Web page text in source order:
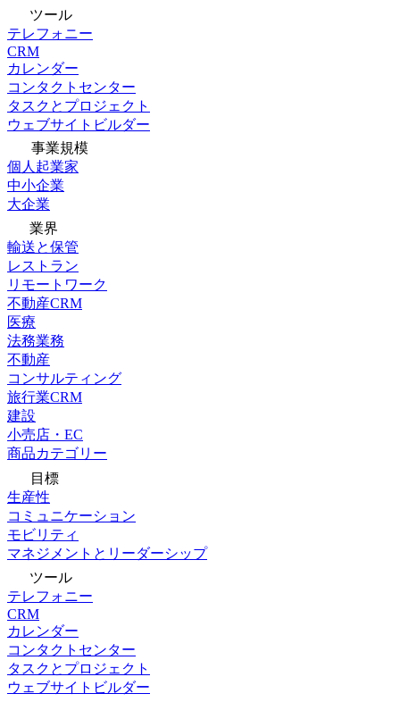
ツール
テレフォニー
CRM
カレンダー
コンタクトセンター
タスクとプロジェクト
ウェブサイトビルダー
事業規模
個人起業家
中小企業
大企業
業界
輸送と保管
レストラン
リモートワーク
不動産CRM
医療
法務業務
不動産
コンサルティング
旅行業CRM
建設
小売店・EC
商品カテゴリー
目標
生産性
コミュニケーション
モビリティ
マネジメントとリーダーシップ
ツール
テレフォニー
CRM
カレンダー
コンタクトセンター
タスクとプロジェクト
ウェブサイトビルダー